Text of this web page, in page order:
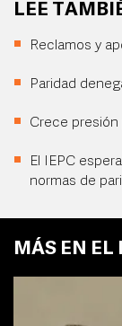
LEE
Reclamos y
Paridad
Crece presión
El IEPC
normas de
MÁS EN EL